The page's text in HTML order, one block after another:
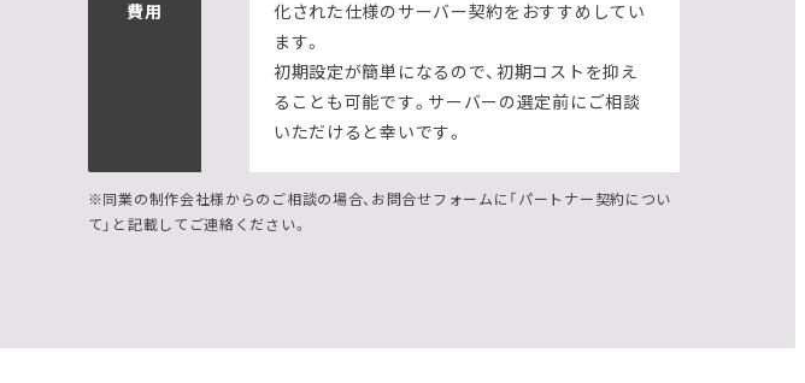
費用
化された仕様のサーバー契約をおすすめしてい
ます。
初期設定が簡単になるので、初期コストを抑え
ることも可能です。サーバーの選定前にご相談
いただけると幸いです。
※同業の制作会社様からのご相談の場合、お問合せフォームに「パートナー契約につい
て」と記載してご連絡ください。